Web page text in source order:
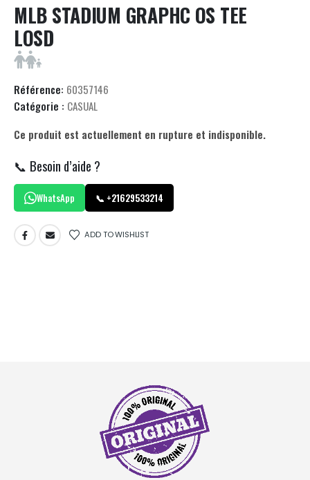
MLB STADIUM GRAPHC OS TEE
LOSD
Référence: 60357146
Catégorie : CASUAL
Ce produit est actuellement en rupture et indisponible.
📞 Besoin d’aide ?
WhatsApp 📞 +21629533214
ADD TO WISHLIST